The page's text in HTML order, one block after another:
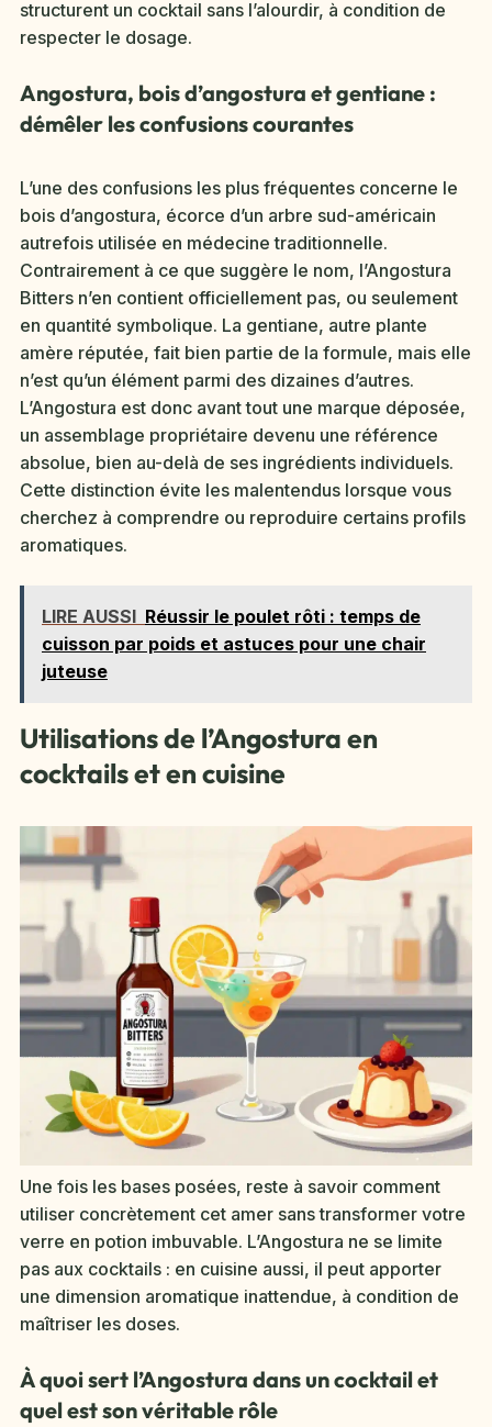
structurent un cocktail sans l’alourdir, à condition de
respecter le dosage.
Angostura, bois d’angostura et gentiane :
démêler les confusions courantes
L’une des confusions les plus fréquentes concerne le
bois d’angostura, écorce d’un arbre sud-américain
autrefois utilisée en médecine traditionnelle.
Contrairement à ce que suggère le nom, l’Angostura
Bitters n’en contient officiellement pas, ou seulement
en quantité symbolique. La gentiane, autre plante
amère réputée, fait bien partie de la formule, mais elle
n’est qu’un élément parmi des dizaines d’autres.
L’Angostura est donc avant tout une marque déposée,
un assemblage propriétaire devenu une référence
absolue, bien au-delà de ses ingrédients individuels.
Cette distinction évite les malentendus lorsque vous
cherchez à comprendre ou reproduire certains profils
aromatiques.
LIRE AUSSI Réussir le poulet rôti : temps de
cuisson par poids et astuces pour une chair
juteuse
Utilisations de l’Angostura en
cocktails et en cuisine
Une fois les bases posées, reste à savoir comment
utiliser concrètement cet amer sans transformer votre
verre en potion imbuvable. L’Angostura ne se limite
pas aux cocktails : en cuisine aussi, il peut apporter
une dimension aromatique inattendue, à condition de
maîtriser les doses.
À quoi sert l’Angostura dans un cocktail et
quel est son véritable rôle